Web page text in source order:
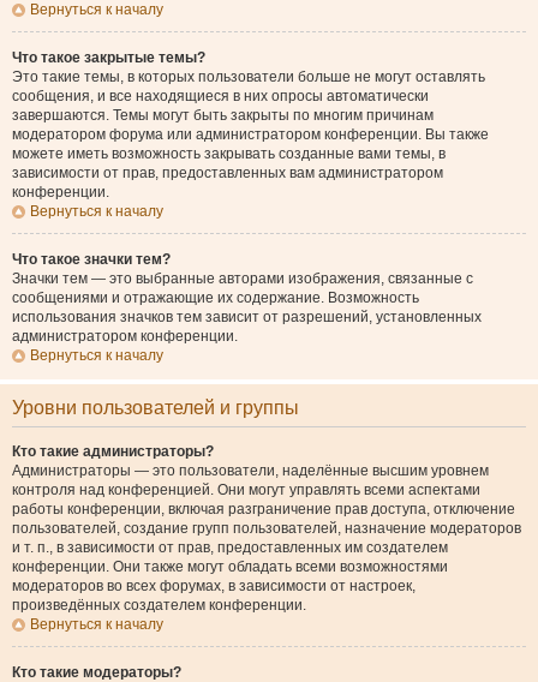
Вернуться к началу
Что такое закрытые темы?
Это такие темы, в которых пользователи больше не могут оставлять
сообщения, и все находящиеся в них опросы автоматически
завершаются. Темы могут быть закрыты по многим причинам
модератором форума или администратором конференции. Вы также
можете иметь возможность закрывать созданные вами темы, в
зависимости от прав, предоставленных вам администратором
конференции.
Вернуться к началу
Что такое значки тем?
Значки тем — это выбранные авторами изображения, связанные с
сообщениями и отражающие их содержание. Возможность
использования значков тем зависит от разрешений, установленных
администратором конференции.
Вернуться к началу
Уровни пользователей и группы
Кто такие администраторы?
Администраторы — это пользователи, наделённые высшим уровнем
контроля над конференцией. Они могут управлять всеми аспектами
работы конференции, включая разграничение прав доступа, отключение
пользователей, создание групп пользователей, назначение модераторов
и т. п., в зависимости от прав, предоставленных им создателем
конференции. Они также могут обладать всеми возможностями
модераторов во всех форумах, в зависимости от настроек,
произведённых создателем конференции.
Вернуться к началу
Кто такие модераторы?